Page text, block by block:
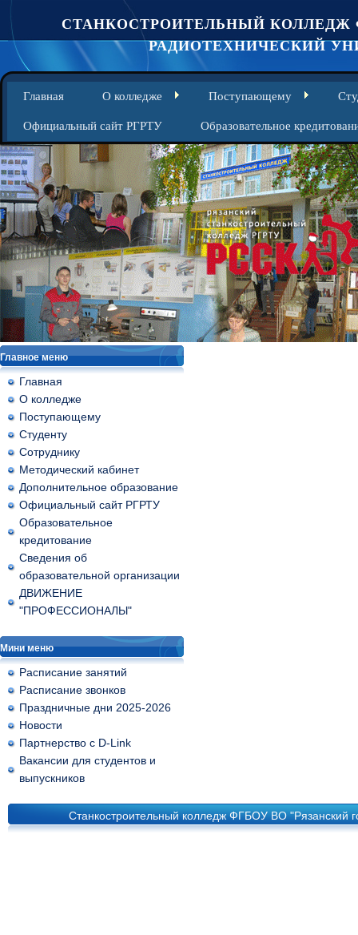
СТАНКОСТРОИТЕЛЬНЫЙ КОЛЛЕДЖ
РАДИОТЕХНИЧЕСКИЙ
Главная О колледже Поступающему
Официальный сайт РГРТУ Образовательное
Главное меню
Главная
О колледже
Поступающему
Студенту
Сотруднику
Методический кабинет
Дополнительное образование
Официальный сайт РГРТУ
Образовательное
кредитование
Сведения об
образовательной организации
ДВИЖЕНИЕ
"ПРОФЕССИОНАЛЫ"
Мини меню
Расписание занятий
Расписание звонков
Праздничные дни 2025-2026
Новости
Партнерство с D-Link
Вакансии для студентов и
выпускников
Станкостроительный колледж ФГБОУ ВО "Рязанский